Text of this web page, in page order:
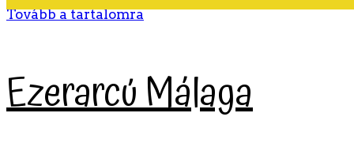
Tovább a tartalomra
Ezerarcú Málaga